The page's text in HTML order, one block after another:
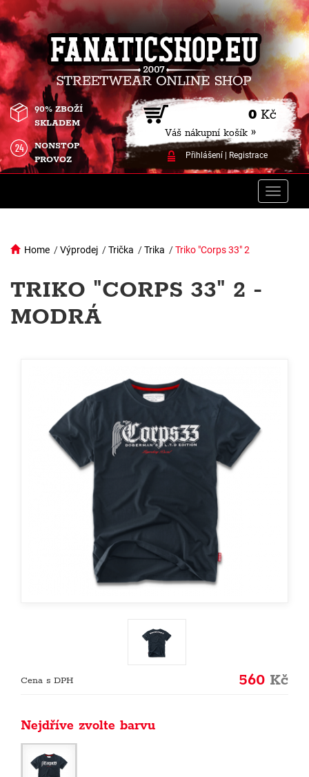
0 Kč
Váš nákupní košík »
Přihlášení| Registrace
90% ZBOŽÍ
SKLADEM
NONSTOP
PROVOZ
Toggle
Home /Výprodej /Trička /Trika /Triko "Corps 33" 2
TRIKO "CORPS 33" 2 -
MODRÁ
Cena s DPH 560 Kč
Nejdříve zvolte barvu